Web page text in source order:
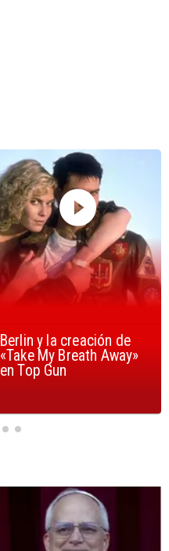
Berlin y la creación de
«Take My Breath Away»
en Top Gun